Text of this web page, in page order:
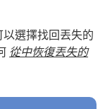
選擇找回丟失的
從中恢復丟失的